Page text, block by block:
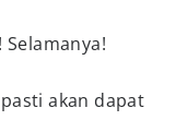
akan dapat